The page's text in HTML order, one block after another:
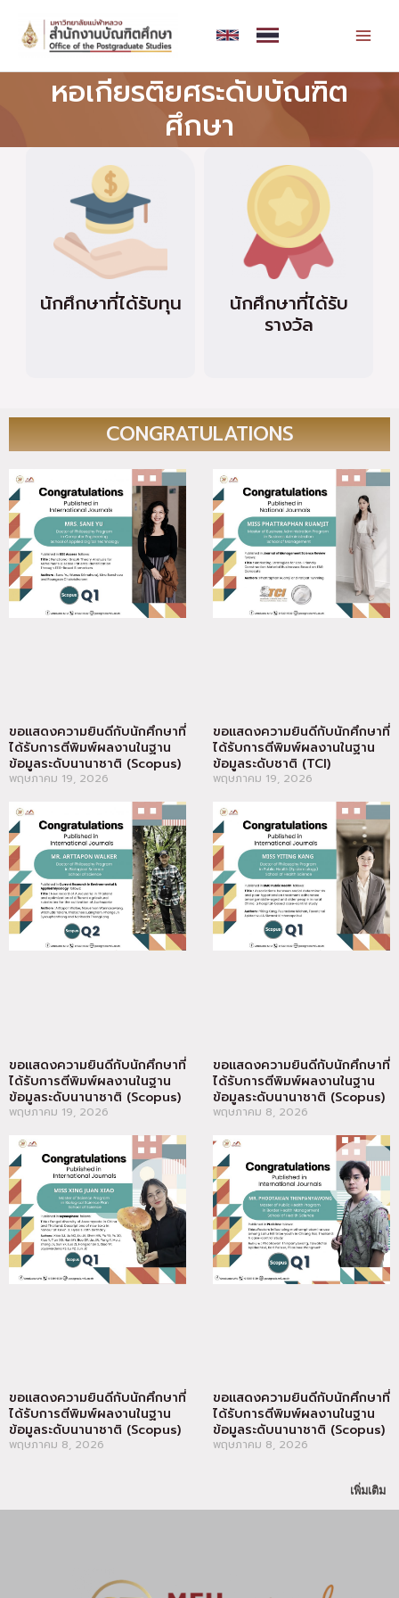
content
หอเกียรติยศระดับบัณฑิต
ศึกษา
นักศึกษาที่ได้รับทุน
นักศึกษาที่ได้รับ
รางวัล
CONGRATULATIONS
ขอแสดงความยินดีกับนักศึกษาที่
ได้รับการตีพิมพ์ผลงานในฐาน
ข้อมูลระดับนานาชาติ (Scopus)
พฤษภาคม 19, 2026
ขอแสดงความยินดีกับนักศึกษาที่
ได้รับการตีพิมพ์ผลงานในฐาน
ข้อมูลระดับชาติ (TCI)
พฤษภาคม 19, 2026
ขอแสดงความยินดีกับนักศึกษาที่
ได้รับการตีพิมพ์ผลงานในฐาน
ข้อมูลระดับนานาชาติ (Scopus)
พฤษภาคม 19, 2026
ขอแสดงความยินดีกับนักศึกษาที่
ได้รับการตีพิมพ์ผลงานในฐาน
ข้อมูลระดับนานาชาติ (Scopus)
พฤษภาคม 8, 2026
ขอแสดงความยินดีกับนักศึกษาที่
ได้รับการตีพิมพ์ผลงานในฐาน
ข้อมูลระดับนานาชาติ (Scopus)
พฤษภาคม 8, 2026
ขอแสดงความยินดีกับนักศึกษาที่
ได้รับการตีพิมพ์ผลงานในฐาน
ข้อมูลระดับนานาชาติ (Scopus)
พฤษภาคม 8, 2026
เพิ่มเติม